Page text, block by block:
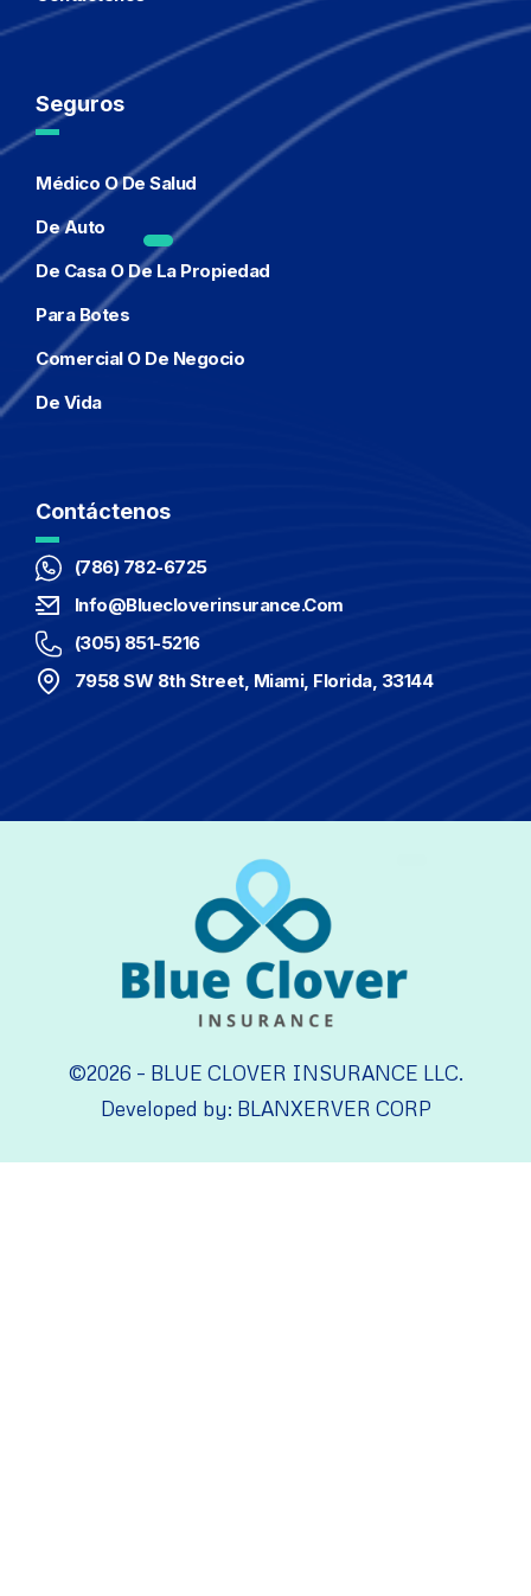
Seguros
Médico O De Salud
De Auto
De Casa O De La Propiedad
Para Botes
Comercial O De Negocio
De Vida
Contáctenos
(786) 782-6725
Info@bluecloverinsurance.com
(305) 851-5216
7958 SW 8th Street, Miami, Florida, 33144
©2026 – BLUE CLOVER INSURANCE LLC.
Developed by: BLANXERVER CORP